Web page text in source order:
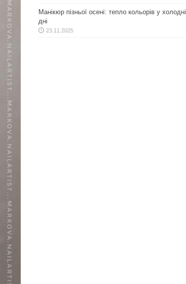
Манікюр пізньої осені: тепло кольорів у холодні
дні
23.11.2025